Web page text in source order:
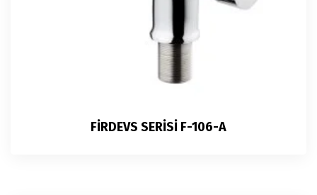
FİRDEVS SERİSİ F-106-A